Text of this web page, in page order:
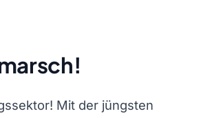
Mit der jüngsten